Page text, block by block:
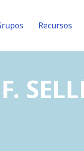
Recursos